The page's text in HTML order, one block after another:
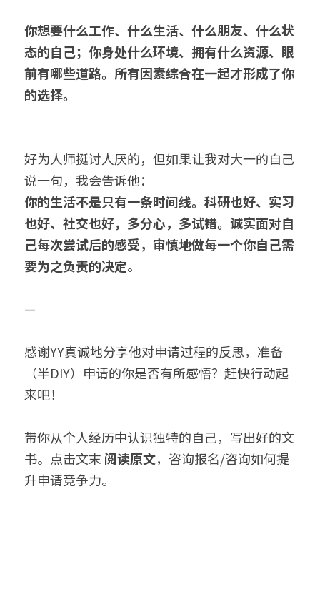
你想要什么工作、什么生活、什么朋友、什么状
态的自己；你身处什么环境、拥有什么资源、眼
前有哪些道路。所有因素综合在一起才形成了你
的选择。
好为人师挺讨人厌的，但如果让我对大一的自己
说一句，我会告诉他：
你的生活不是只有一条时间线。科研也好、实习
也好、社交也好，多分心，多试错。诚实面对自
己每次尝试后的感受，审慎地做每一个你自己需
要为之负责的决定。
—
感谢YY真诚地分享他对申请过程的反思，准备
（半DIY）申请的你是否有所感悟？赶快行动起
来吧！
带你从个人经历中认识独特的自己，写出好的文
书。点击文末 阅读原文，咨询报名/咨询如何提
升申请竞争力。